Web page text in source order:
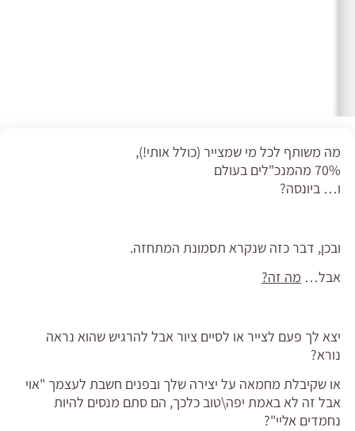
מה משותף לכל מי שמצייר (כולל אותי!),
70% מהמנכ"לים בעולם
ו… ביונסה?
ובכן, דבר כזה שנקרא תסמונת המתחזה.
אבל… מה זה?
יצא לך פעם לצייר או לסיים ציור אבל להרגיש שהוא נראה
נורא?
או שקיבלת מחמאה על יצירה שלך ובפנים חשבת לעצמך "אוי
אבל זה לא באמת יפה\טוב כלכך, הם סתם מנסים להיות
נחמדים אליי"?